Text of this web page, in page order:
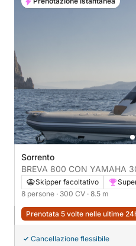
Sorrento
BREVA 800 CON YAMAHA
Skipper facoltativo
8 persone · 300 CV · 8.5 m
Prenotata 5 volte nelle ultime
Cancellazione flessibile